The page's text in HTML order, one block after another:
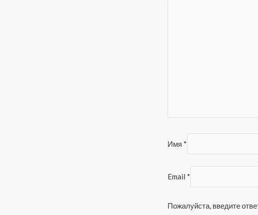
Имя *
Email *
Пожалуйста, введите